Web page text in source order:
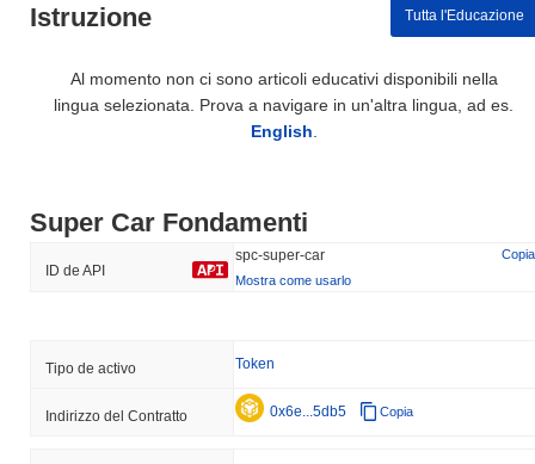
Istruzione Tutta l'Educazione
Al momento non ci sono articoli educativi disponibili nella
lingua selezionata. Prova a navigare in un'altra lingua, ad es.
English
Super Car Fondamenti
ID de API
spc-super-car
Copia
Mostra come usarlo
Tipo de activo Token
Indirizzo del Contratto 0x6e...5db5 Copia